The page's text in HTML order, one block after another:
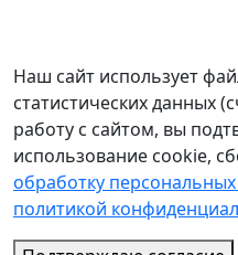
Наш сайт использует
статистических данных
работу с сайтом, вы
использование cookie,
обработку
политикой